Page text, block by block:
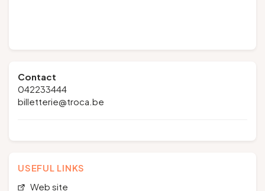
Contact
042233444
billetterie@troca.be
USEFUL LINKS
Web site